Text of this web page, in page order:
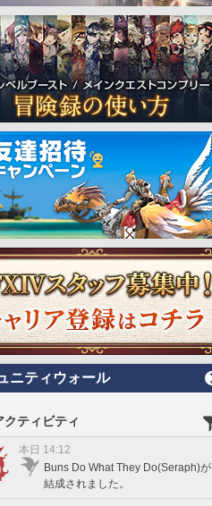
ニティウォール
クティビティ
本日 14:12
Buns Do What They Do(Seraph)が
結成されました。